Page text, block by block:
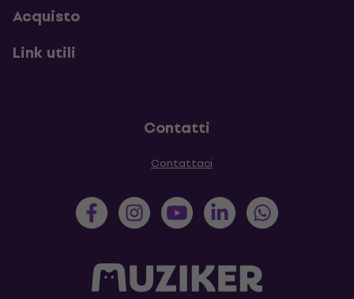
Acquisto
Link utili
Contatti
Contattaci